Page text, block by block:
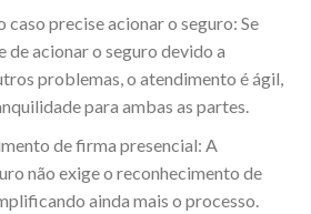
precise acionar o seguro: Se
de acionar o seguro devido a
problemas, o atendimento é ágil,
para ambas as partes.
de firma presencial: A
não exige o reconhecimento de
ainda mais o processo.